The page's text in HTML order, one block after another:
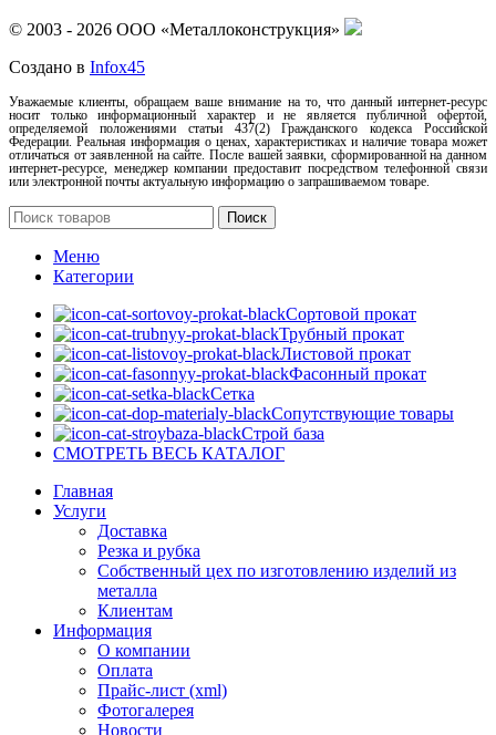
© 2003 - 2026 ООО «Металлоконструкция»
Создано в Infox45
Уважаемые клиенты, обращаем ваше внимание на то, что данный интернет-ресурс
носит только информационный характер и не является публичной офертой,
определяемой положениями статьи 437(2) Гражданского кодекса Российской
Федерации. Реальная информация о ценах, характеристиках и наличие товара может
отличаться от заявленной на сайте. После вашей заявки, сформированной на данном
интернет-ресурсе, менеджер компании предоставит посредством телефонной связи
или электронной почты актуальную информацию о запрашиваемом товаре.
Поиск
Меню
Категории
Сортовой прокат
Трубный прокат
Листовой прокат
Фасонный прокат
Сетка
Сопутствующие товары
Строй база
СМОТРЕТЬ ВЕСЬ КАТАЛОГ
Главная
Услуги
Доставка
Резка и рубка
Собственный цех по изготовлению изделий из
металла
Клиентам
Информация
О компании
Оплата
Прайс-лист (xml)
Фотогалерея
Новости